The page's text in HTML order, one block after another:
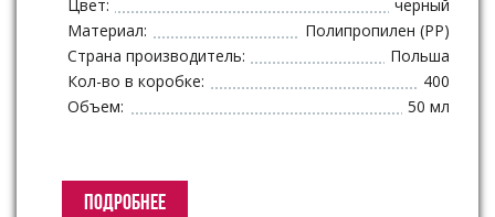
Цвет:
черный
Материал:
Полипропилен (PP)
Страна производитель:
Польша
Кол-во в коробке:
400
Объем:
50 мл
ПОДРОБНЕЕ